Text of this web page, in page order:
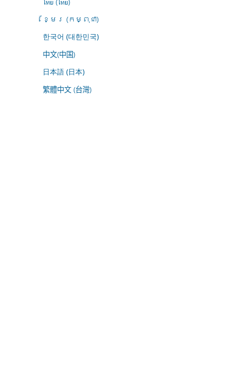
ខ្មែរ (កម្ពុជា)
한국어 (대한민국)
中文(中国)
日本語 (日本)
繁體中文 (台灣)